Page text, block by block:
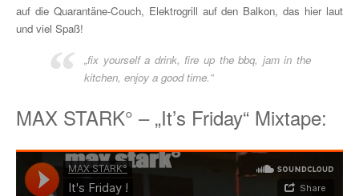
auf die Quarantäne-Couch, Elektrogrill auf den Balkon, das hier laut
und viel Spaß!
„fix yourself a drink, fire up the bbq, jam in the
kitchen, enjoy a good time.“
MAX STARK° – „It’s Friday“ Mixtape: